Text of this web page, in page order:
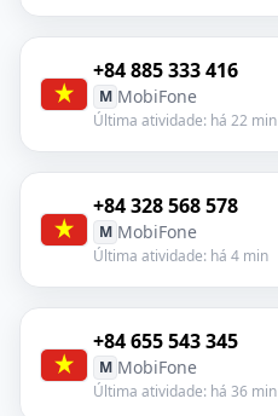
+84 885 333 416
M MobiFone
Última atividade: há 22 min
+84 328 568 578
M MobiFone
Última atividade: há 4 min
+84 655 543 345
M MobiFone
Última atividade: há 36 min